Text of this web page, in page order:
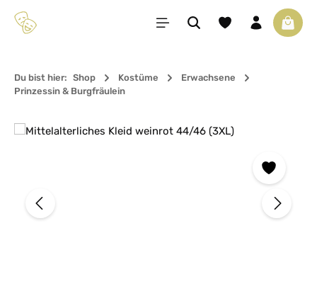
Zum Hauptinhalt springen Du hast 0 Produkte
Du bist hier: Shop Kostüme
Erwachsene
Prinzessin & Burgfräulein
Bildergalerie überspringen